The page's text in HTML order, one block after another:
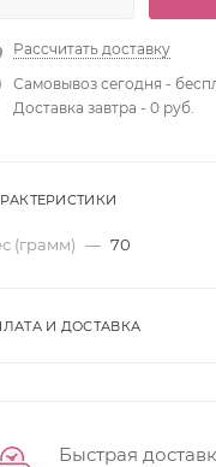
Рассчитать доставку
Самовывоз сегодня -
Доставка завтра - 0 руб.
(грамм) — 70
И ДОСТАВКА
Быстрая